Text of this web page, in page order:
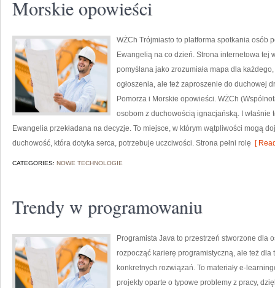
Morskie opowieści
WŻCh Trójmiasto to platforma spotkania osób
Ewangelią na co dzień. Strona internetowa tej
pomyślana jako zrozumiała mapa dla
ogłoszenia, ale też zaproszenie do duchowej
Pomorza i Morskie opowieści. WŻCh
osobom z duchowością ignacjańską. I
Ewangelia przekładana na decyzje. To miejsce, w którym wątpliwości mogą
duchowość, która dotyka serca, potrzebuje uczciwości. Strona pełni rolę [
CATEGORIES: NOWE TECHNOLOGIE
Trendy w programowaniu
Programista Java to przestrzeń stworzone dla
rozpocząć karierę programistyczną, ale też
konkretnych rozwiązań. To materiały e-
projekty oparte o typowe problemy z pracy,